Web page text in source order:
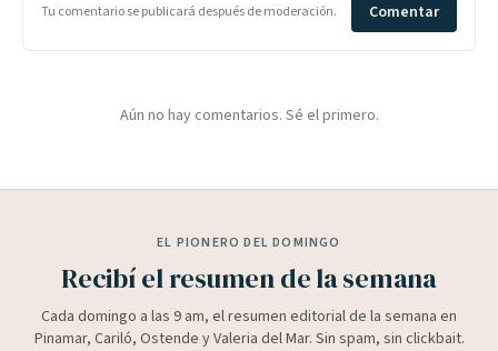
Tu comentario se publicará después de moderación. Comentar
Aún no hay comentarios. Sé el primero.
EL PIONERO DEL DOMINGO
Recibí el resumen de la semana
Cada domingo a las 9 am, el resumen editorial de la semana en
Pinamar, Cariló, Ostende y Valeria del Mar. Sin spam, sin clickbait.